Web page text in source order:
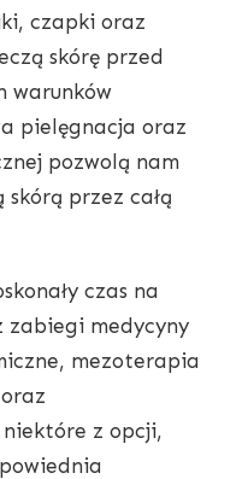
czapki oraz
skórę przed
warunków
pielęgnacja oraz
pozwolą nam
skórą przez całą
czas na
zabiegi medycyny
mezoterapia
z opcji,